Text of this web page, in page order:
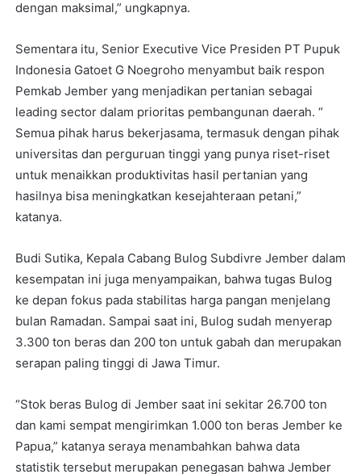
dengan maksimal,” ungkapnya.
Sementara itu, Senior Executive Vice Presiden PT Pupuk
Indonesia Gatoet G Noegroho menyambut baik respon
Pemkab Jember yang menjadikan pertanian sebagai
leading sector dalam prioritas pembangunan daerah. “
Semua pihak harus bekerjasama, termasuk dengan pihak
universitas dan perguruan tinggi yang punya riset-riset
untuk menaikkan produktivitas hasil pertanian yang
hasilnya bisa meningkatkan kesejahteraan petani,”
katanya.
Budi Sutika, Kepala Cabang Bulog Subdivre Jember dalam
kesempatan ini juga menyampaikan, bahwa tugas Bulog
ke depan fokus pada stabilitas harga pangan menjelang
bulan Ramadan. Sampai saat ini, Bulog sudah menyerap
3.300 ton beras dan 200 ton untuk gabah dan merupakan
serapan paling tinggi di Jawa Timur.
“Stok beras Bulog di Jember saat ini sekitar 26.700 ton
dan kami sempat mengirimkan 1.000 ton beras Jember ke
Papua,” katanya seraya menambahkan bahwa data
statistik tersebut merupakan penegasan bahwa Jember